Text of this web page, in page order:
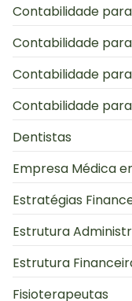
Contabilidade
Contabilidade
Contabilidade
Contabilidade
Dentistas
Empresa Médica
Estratégias
Estrutura
Estrutura
Fisioterapeutas